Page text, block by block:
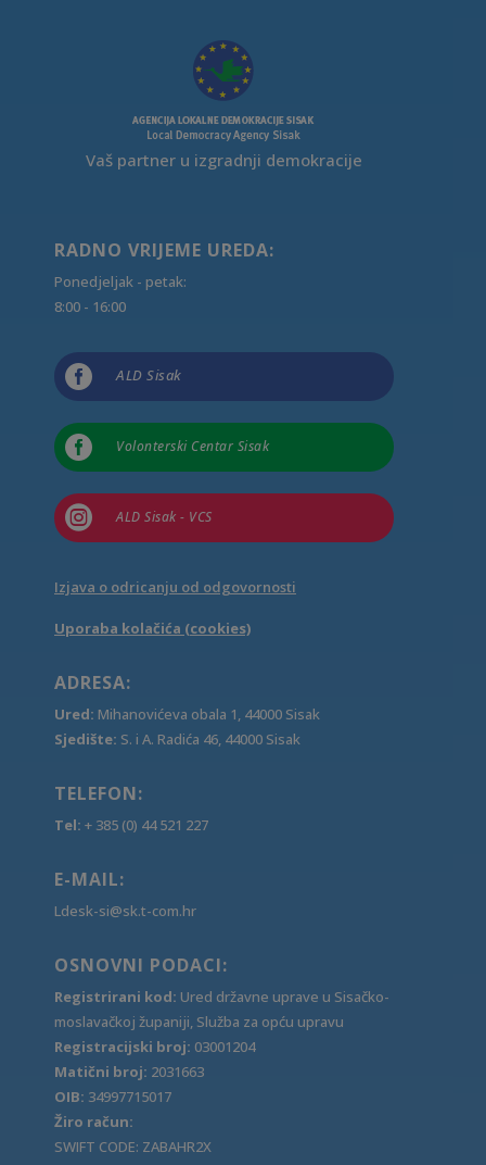
Vaš partner u izgradnji demokracije
RADNO VRIJEME UREDA:
Ponedjeljak - petak:
8:00 - 16:00
 ALD Sisak
 Volonterski Centar Sisak
 ALD Sisak - VCS
Izjava o odricanju od odgovornosti
Uporaba kolačića (cookies)
ADRESA:
Ured: Mihanovićeva obala 1, 44000 Sisak
Sjedište: S. i A. Radića 46, 44000 Sisak
TELEFON:
Tel: + 385 (0) 44 521 227
E-MAIL:
Ldesk-si@sk.t-com.hr
OSNOVNI PODACI:
Registrirani kod: Ured državne uprave u Sisačko-
moslavačkoj županiji, Služba za opću upravu
Registracijski broj: 03001204
Matični broj: 2031663
OIB: 34997715017
Žiro račun:
SWIFT CODE: ZABAHR2X